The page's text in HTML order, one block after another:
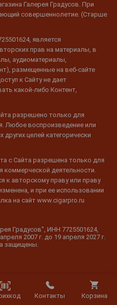
Контакты Корзина
Галерея Градусов. При
совершеннолетие. (Старше
является
прав на материалы, в
аудиоматериалы,
размещенные на веб-сайте
к Сайту не дает
какой-либо Контент,
разрешено только для
Любое воспроизведение или
целей категорически
с Сайта разрешена только для
коммерческой деятельности.
к авторскому праву или праву
и при ее использовании
на сайт www.cigarpro.ru
Градусов", ИНН 7725501624,
2007 г. до 19 апреля 2027 г.
защищены.